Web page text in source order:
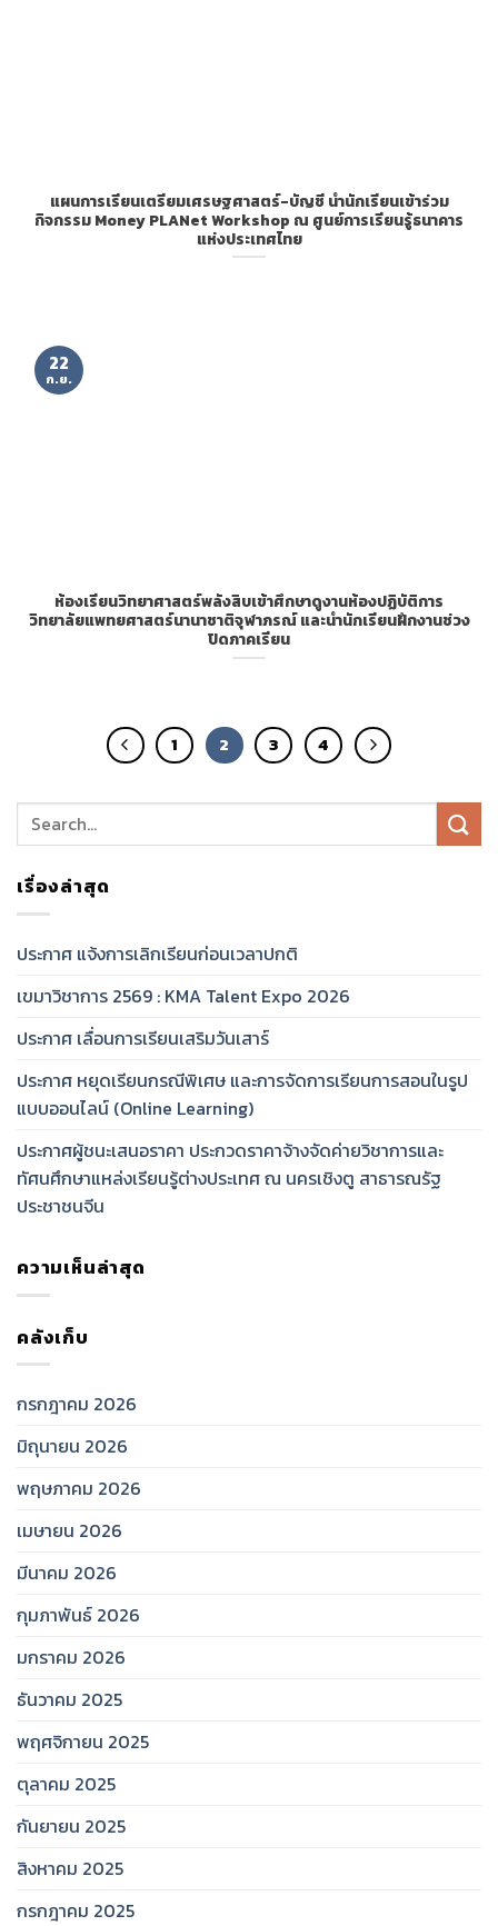
แผนการเรียนเตรียมเศรษฐศาสตร์-บัญชี นำนักเรียนเข้าร่วม
กิจกรรม Money PLANet Workshop ณ ศูนย์การเรียนรู้ธนาคาร
แห่งประเทศไทย
ห้องเรียนวิทยาศาสตร์พลังสิบเข้าศึกษาดูงานห้องปฏิบัติการ
วิทยาลัยแพทยศาสตร์นานาชาติจุฬาภรณ์ และนำนักเรียนฝึกงานช่วง
ปิดภาคเรียน
22
ก.ย.
1 2 3 4
เรื่องล่าสุด
ประกาศ แจ้งการเลิกเรียนก่อนเวลาปกติ
เขมาวิชาการ 2569 : KMA Talent Expo 2026
ประกาศ เลื่อนการเรียนเสริมวันเสาร์
ประกาศ หยุดเรียนกรณีพิเศษ และการจัดการเรียนการสอนในรูป
แบบออนไลน์ (Online Learning)
ประกาศผู้ชนะเสนอราคา ประกวดราคาจ้างจัดค่ายวิชาการและ
ทัศนศึกษาแหล่งเรียนรู้ต่างประเทศ ณ นครเชิงตู สาธารณรัฐ
ประชาชนจีน
ความเห็นล่าสุด
คลังเก็บ
กรกฎาคม 2026
มิถุนายน 2026
พฤษภาคม 2026
เมษายน 2026
มีนาคม 2026
กุมภาพันธ์ 2026
มกราคม 2026
ธันวาคม 2025
พฤศจิกายน 2025
ตุลาคม 2025
กันยายน 2025
สิงหาคม 2025
กรกฎาคม 2025